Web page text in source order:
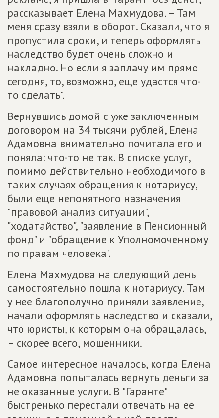
рассказывает Елена Махмудова. – Там
меня сразу взяли в оборот. Сказали, что я
пропустила сроки, и теперь оформлять
наследство будет очень сложно и
накладно. Но если я заплачу им прямо
сегодня, то, возможно, еще удастся что-
то сделать".
Вернувшись домой с уже заключенным
договором на 34 тысячи рублей, Елена
Адамовна внимательно почитала его и
поняла: что-то не так. В списке услуг,
помимо действительно необходимого в
таких случаях обращения к нотариусу,
были еще непонятного назначения
"правовой анализ ситуации",
"ходатайство", "заявление в Пенсионный
фонд" и "обращение к Уполномоченному
по правам человека".
Елена Махмудова на следующий день
самостоятельно пошла к нотариусу. Там
у нее благополучно приняли заявление,
начали оформлять наследство и сказали,
что юристы, к которым она обращалась,
– скорее всего, мошенники.
Самое интересное началось, когда Елена
Адамовна попыталась вернуть деньги за
не оказанные услуги. В "Гаранте"
быстренько перестали отвечать на ее